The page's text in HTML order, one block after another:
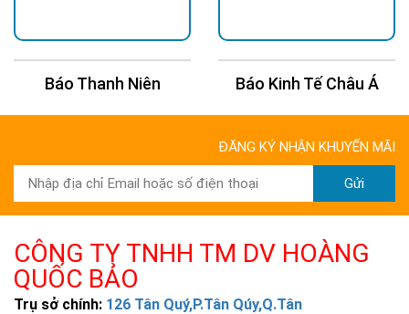
giờ liên tục. Rất tiện lợi phải không nào!
Báo Thanh Niên Báo Kinh Tế Châu Á
ĐĂNG KÝ NHẬN KHUYẾN MÃI
Gửi
CÔNG TY TNHH TM DV HOÀNG
QUỐC BẢO
Trụ sở chính: 126 Tân Quý,P.Tân Qúy,Q.Tân